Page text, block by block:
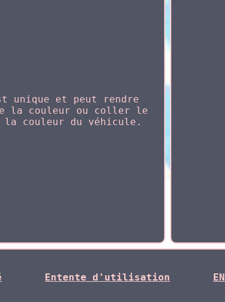
unique et peut rendre
la couleur ou coller le
couleur du véhicule.
Entente d'utilisation EN